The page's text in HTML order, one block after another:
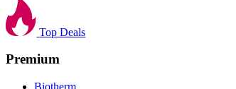
Top Deals
Premium
Biotherm